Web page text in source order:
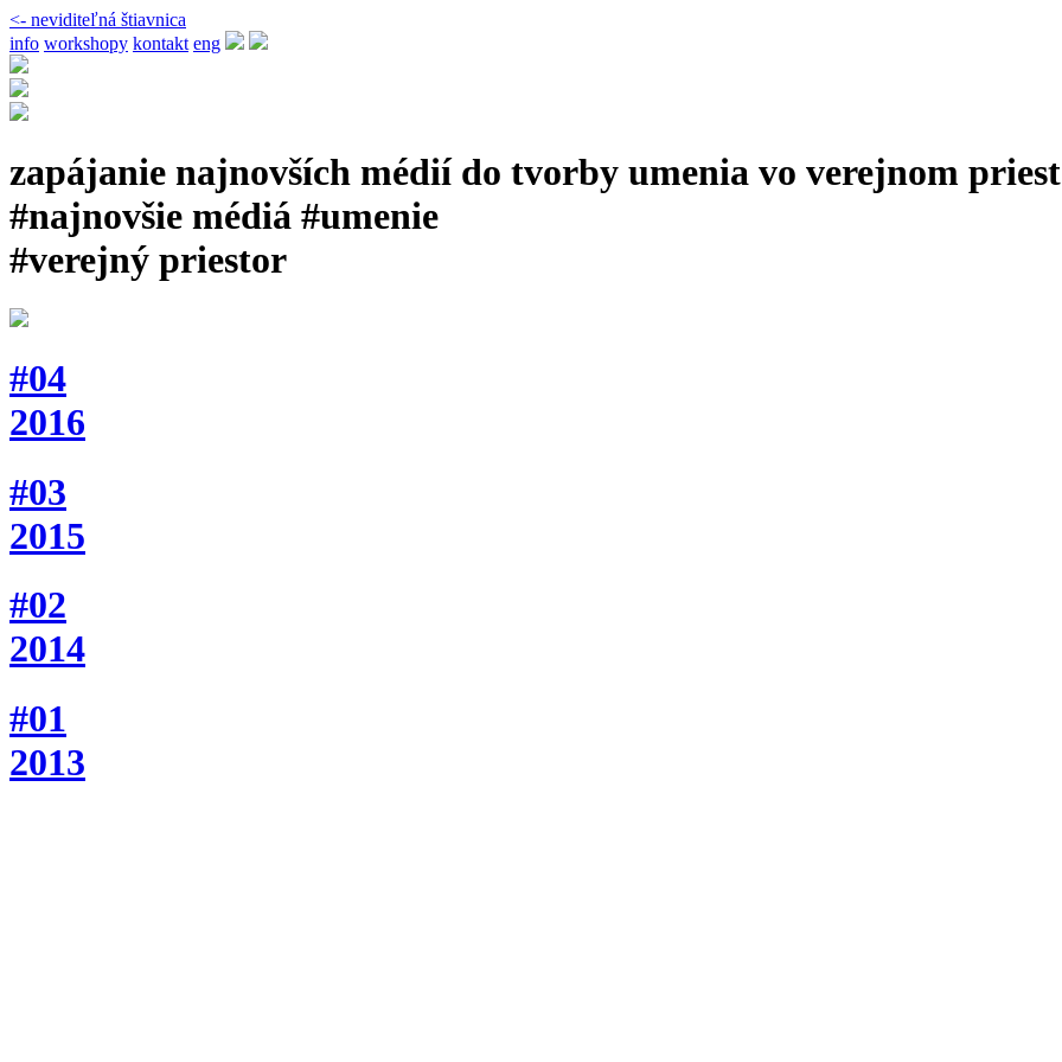
<- neviditeľná štiavnica
info workshopy kontakt eng
zapájanie najnovších médií do tvorby umenia vo verejnom
#najnovšie médiá #umenie
#verejný priestor
#04
2016
#03
2015
#02
2014
#01
2013